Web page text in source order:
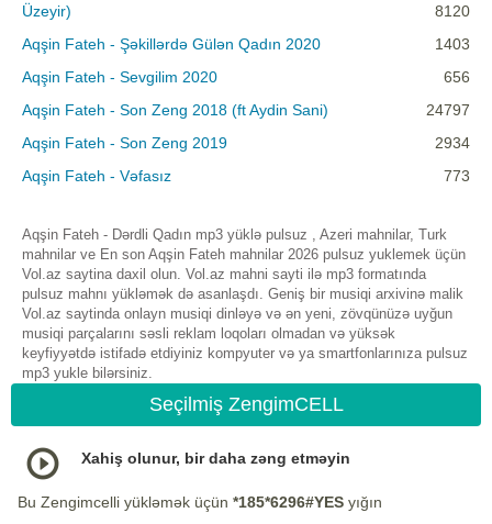
Üzeyir)
8120
Aqşin Fateh - Şəkillərdə Gülən Qadın 2020
1403
Aqşin Fateh - Sevgilim 2020
656
Aqşin Fateh - Son Zeng 2018 (ft Aydin Sani)
24797
Aqşin Fateh - Son Zeng 2019
2934
Aqşin Fateh - Vəfasız
773
Aqşin Fateh - Dərdli Qadın mp3 yüklə pulsuz , Azeri mahnilar, Turk
mahnilar ve En son Aqşin Fateh mahnilar 2026 pulsuz yuklemek üçün
Vol.az saytina daxil olun. Vol.az mahni sayti ilə mp3 formatında
pulsuz mahnı yükləmək də asanlaşdı. Geniş bir musiqi arxivinə malik
Vol.az saytinda onlayn musiqi dinləyə və ən yeni, zövqünüzə uyğun
musiqi parçalarını səsli reklam loqoları olmadan və yüksək
keyfiyyətdə istifadə etdiyiniz kompyuter və ya smartfonlarınıza pulsuz
mp3 yukle bilərsiniz.
Seçilmiş ZengimCELL
Xahiş olunur, bir daha zəng etməyin
Bu Zengimcelli yükləmək üçün *185*6296#YES yığın